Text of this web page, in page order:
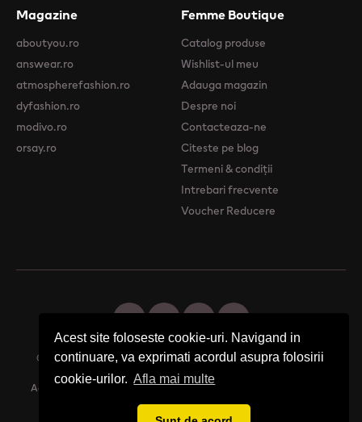
Acest site foloseste cookie-uri. Navigand in
continuare, va exprimati acordul asupra folosirii
cookie-urilor. Afla mai multe
Magazine
aboutyou.ro
answear.ro
atmospherefashion.ro
dyfashion.ro
modivo.ro
orsay.ro
Femme Boutique
Catalog produse
Wishlist-ul meu
Adauga magazin
Despre noi
Contacteaza-ne
Citeste pe blog
Termeni & condiții
Intrebari frecvente
Voucher Reducere
© 2026 Femme Boutique - Descopera. Cumpara. Exprima-ti stilul.
Acest site foloseste cookie-uri. Navigand in continuare, va exprimati
acordul asupra folosirii cookie-urilor.Afla mai multe